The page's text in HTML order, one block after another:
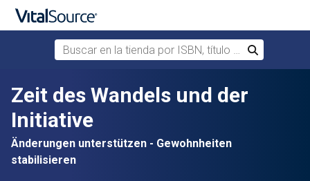
Saltar al contenido principal
Buscar en la tienda por ISBN, título o autor
Buscar
Zeit des Wandels und der
Initiative
Änderungen unterstützen - Gewohnheiten
stabilisieren